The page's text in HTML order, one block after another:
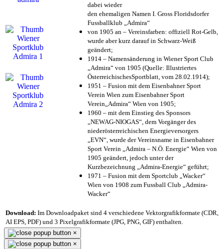
dabei wieder
den ehemaligen Namen I. Gross Floridsdorfer
Fussballklub „Admira“
von 1905 an – Vereinsfarben: offiziell Rot-Gelb,
wurde aber kurz darauf in Schwarz-Weiß
geändert;
1914 – Namensänderung in Wiener Sport Club
„Admira“ von 1905 (Quelle: Illustriertes
ÖsterreichischesSportblatt, vom 28.02.1914);
1951 – Fusion mit dem Eisenbahner Sport
Verein Wien zum Eisenbahner Sport
Verein„Admira“ Wien von 1905;
1960 – mit dem Einstieg des Sponsors
„NEWAG-NIOGAS“, dem Vorgänger des
niederösterreichischen Energieversorgers
„EVN“, wurde der Vereinsname in Eisenbahner
Sport Verein „Admira – N.Ö. Energie“ Wien von
1905 geändert, jedoch unter der
Kurzbezeichnung „Admira-Energie“ geführt;
1971 – Fusion mit dem Sportclub „Wacker“
Wien von 1908 zum Fussball Club „Admira-
Wacker“
Download: Im Downloadpaket sind 4 verschiedene Vektorgrafikformate (CDR,
AI EPS, PDF) und 3 Pixelgrafikformate (JPG, PNG, GIF) enthalten.
×
×